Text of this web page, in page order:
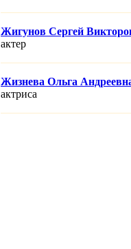
Жигунов Сергей
актер
Жизнева Ольга
актриса